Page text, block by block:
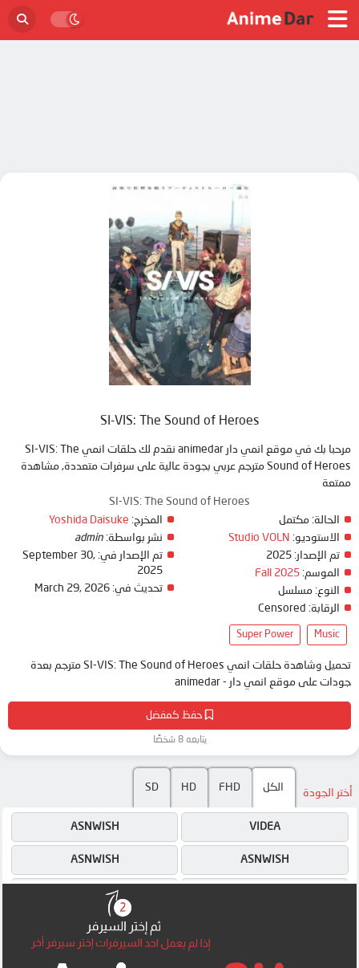
حفظ كمفضل
يتابعه 8 شخصًا
SI-VIS: The Sound of Heroes
مرحبا بك في موقع انمي دار animedar نقدم لك حلقات انمي SI-VIS: The
Sound of Heroes مترجم عربي بجودة عالية على سرفرات متعددة, مشاهدة
ممتعة
SI-VIS: The Sound of Heroes
الحالة: مكتمل
الاستوديو: Studio VOLN
تم الإصدار:
الموسم: Fall 2025
النوع: مسلسل
الرقابة:
المخرج: Yoshida Daisuke
نشر بواسطة: admin
تم الإصدار في: September 30,
2025
تحديث في: March 29, 2026
Music
Super Power
تحميل وشاهدة حلقات انمي SI-VIS: The Sound of Heroes مترجم بعدة
جودات على موقع انمي دار - animedar
أختر الجودة الكل FHD
HD
SD
VIDEA
MEGA
ASNWISH
ASNWISH
ASNWISH
MEGA